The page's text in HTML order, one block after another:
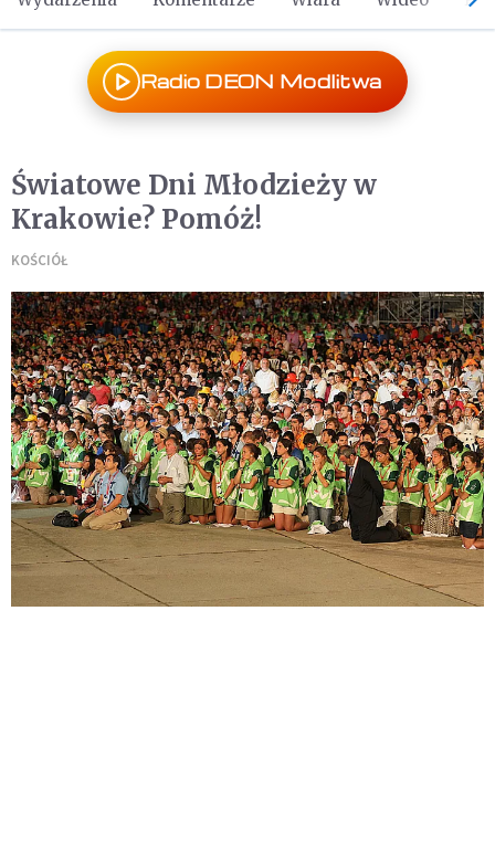
Radio DEON Modlitwa
Światowe Dni Młodzieży w
Krakowie? Pomóż!
KOŚCIÓŁ